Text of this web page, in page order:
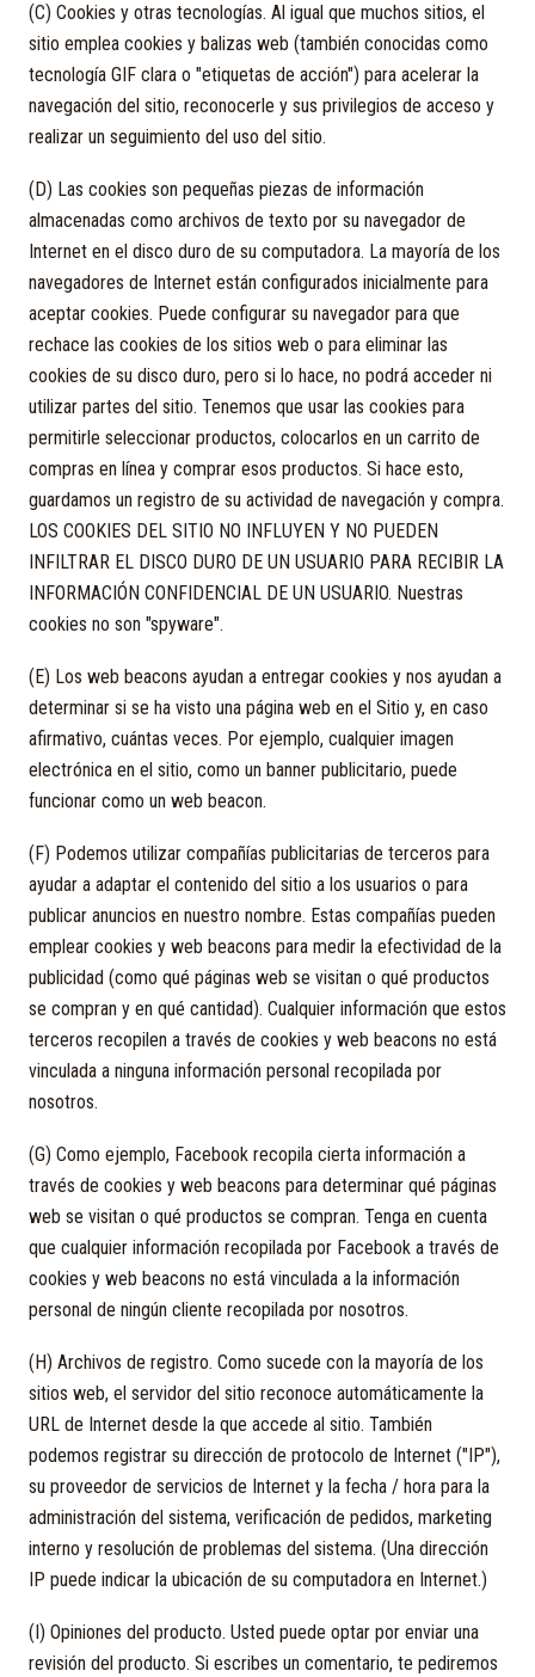
(C) Cookies y otras tecnologías. Al igual que muchos sitios, el
sitio emplea cookies y balizas web (también conocidas como
tecnología GIF clara o "etiquetas de acción") para acelerar la
navegación del sitio, reconocerle y sus privilegios de acceso y
realizar un seguimiento del uso del sitio.
(D) Las cookies son pequeñas piezas de información
almacenadas como archivos de texto por su navegador de
Internet en el disco duro de su computadora. La mayoría de los
navegadores de Internet están configurados inicialmente para
aceptar cookies. Puede configurar su navegador para que
rechace las cookies de los sitios web o para eliminar las
cookies de su disco duro, pero si lo hace, no podrá acceder ni
utilizar partes del sitio. Tenemos que usar las cookies para
permitirle seleccionar productos, colocarlos en un carrito de
compras en línea y comprar esos productos. Si hace esto,
guardamos un registro de su actividad de navegación y compra.
LOS COOKIES DEL SITIO NO INFLUYEN Y NO PUEDEN
INFILTRAR EL DISCO DURO DE UN USUARIO PARA RECIBIR LA
INFORMACIÓN CONFIDENCIAL DE UN USUARIO. Nuestras
cookies no son "spyware".
(E) Los web beacons ayudan a entregar cookies y nos ayudan a
determinar si se ha visto una página web en el Sitio y, en caso
afirmativo, cuántas veces. Por ejemplo, cualquier imagen
electrónica en el sitio, como un banner publicitario, puede
funcionar como un web beacon.
(F) Podemos utilizar compañías publicitarias de terceros para
ayudar a adaptar el contenido del sitio a los usuarios o para
publicar anuncios en nuestro nombre. Estas compañías pueden
emplear cookies y web beacons para medir la efectividad de la
publicidad (como qué páginas web se visitan o qué productos
se compran y en qué cantidad). Cualquier información que estos
terceros recopilen a través de cookies y web beacons no está
vinculada a ninguna información personal recopilada por
nosotros.
(G) Como ejemplo, Facebook recopila cierta información a
través de cookies y web beacons para determinar qué páginas
web se visitan o qué productos se compran. Tenga en cuenta
que cualquier información recopilada por Facebook a través de
cookies y web beacons no está vinculada a la información
personal de ningún cliente recopilada por nosotros.
(H) Archivos de registro. Como sucede con la mayoría de los
sitios web, el servidor del sitio reconoce automáticamente la
URL de Internet desde la que accede al sitio. También
podemos registrar su dirección de protocolo de Internet ("IP"),
su proveedor de servicios de Internet y la fecha / hora para la
administración del sistema, verificación de pedidos, marketing
interno y resolución de problemas del sistema. (Una dirección
IP puede indicar la ubicación de su computadora en Internet.)
(I) Opiniones del producto. Usted puede optar por enviar una
revisión del producto. Si escribes un comentario, te pediremos